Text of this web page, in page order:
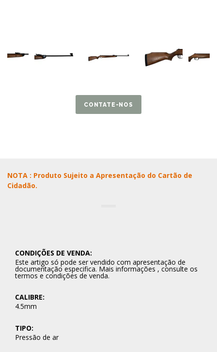
CONTATE-NOS
NOTA : Produto Sujeito a Apresentação do Cartão de
Cidadão.
CONDIÇÕES DE VENDA:
Este artigo só pode ser vendido com apresentação de
documentação especifica. Mais informações , consulte os
termos e condições de venda.
CALIBRE:
4.5mm
TIPO:
Pressão de ar